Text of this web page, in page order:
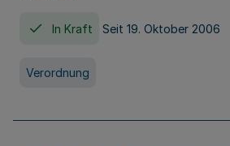
In Kraft Seit 19. Oktober 2006
Verordnung